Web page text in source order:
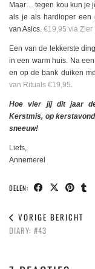
Maar… tegen kou kun je
als je als hardloper een
van Asics. €19,95 via Zier
Een van de lekkerste
in een warm huis. Na
en op de bank duiken
van Rituals €19,95.
Hoe vier jij dit jaar
Kerstmis, op
sneeuw!
Liefs,
Annemerel
DELEN:
VORIGE BERICHT
DIARY: #43